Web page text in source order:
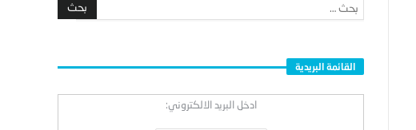
القائمة البريدية
ادخل البريد الالكتروني: